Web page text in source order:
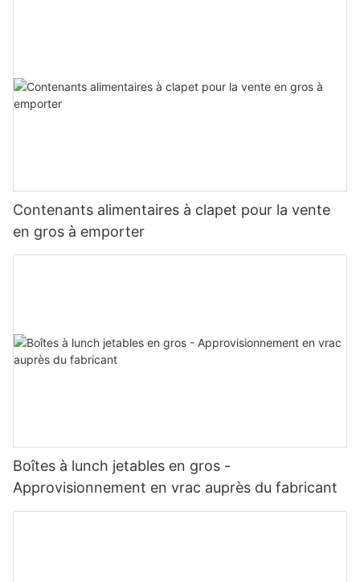
Contenants alimentaires à clapet pour la vente
en gros à emporter
Boîtes à lunch jetables en gros -
Approvisionnement en vrac auprès du fabricant